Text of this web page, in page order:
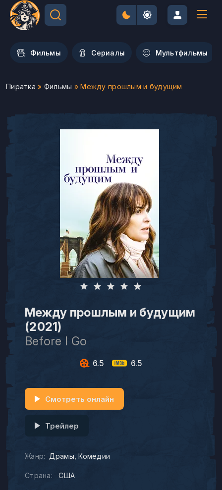
Фильмы Сериалы Мультфильмы
Пиратка » Фильмы » Между прошлым и будущим
Между прошлым и будущим
(2021)
Before I Go
6.5 6.5
Жанр: Драмы Комедии
Страна: США
Смотреть онлайн
Трейлер